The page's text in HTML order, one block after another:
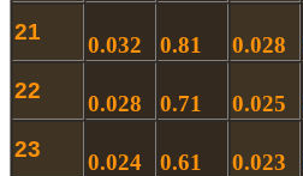
21
0.032 0.81 0.028
22
0.028 0.71 0.025
23
0.024 0.61 0.023